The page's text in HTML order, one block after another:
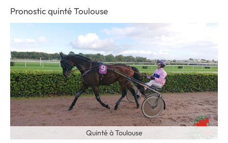
Pronostic quinté Toulouse
Quinté à Toulouse